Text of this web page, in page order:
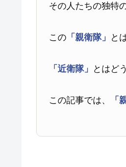
その人たちの独特
この 「親衛隊」 と
「近衛隊」 とはど
この記事では、 「